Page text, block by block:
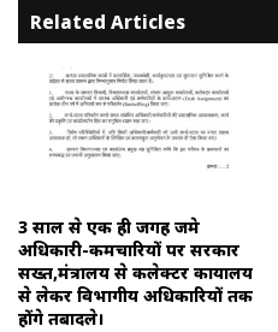
ITDA/ITDP
का
सम्मान।
Related Articles
3 साल से एक ही जगह जमे
अधिकारी-कर्मचारियों पर सरकार
सख्त,मंत्रालय से कलेक्टर कार्यालय
से लेकर विभागीय अधिकारियों तक
होंगे तबादले।